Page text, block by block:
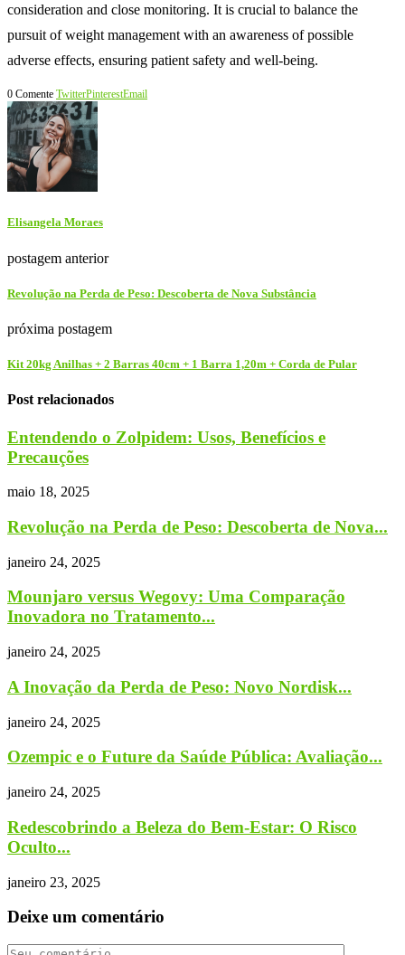
consideration and close monitoring. It is crucial to balance the
pursuit of weight management with an awareness of possible
adverse effects, ensuring patient safety and well-being.
0 Comente TwitterPinterestEmail
Elisangela Moraes
postagem anterior
Revolução na Perda de Peso: Descoberta de Nova Substância
próxima postagem
Kit 20kg Anilhas + 2 Barras 40cm + 1 Barra 1,20m + Corda de Pular
Post relacionados
Entendendo o Zolpidem: Usos, Benefícios e
Precauções
maio 18, 2025
Revolução na Perda de Peso: Descoberta de Nova...
janeiro 24, 2025
Mounjaro versus Wegovy: Uma Comparação
Inovadora no Tratamento...
janeiro 24, 2025
A Inovação da Perda de Peso: Novo Nordisk...
janeiro 24, 2025
Ozempic e o Future da Saúde Pública: Avaliação...
janeiro 24, 2025
Redescobrindo a Beleza do Bem-Estar: O Risco
Oculto...
janeiro 23, 2025
Deixe um comentário